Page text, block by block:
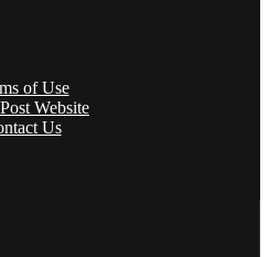
of Use
Website
Us